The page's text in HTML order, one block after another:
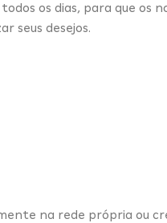
os dias, para que os
seus desejos.
na rede própria ou